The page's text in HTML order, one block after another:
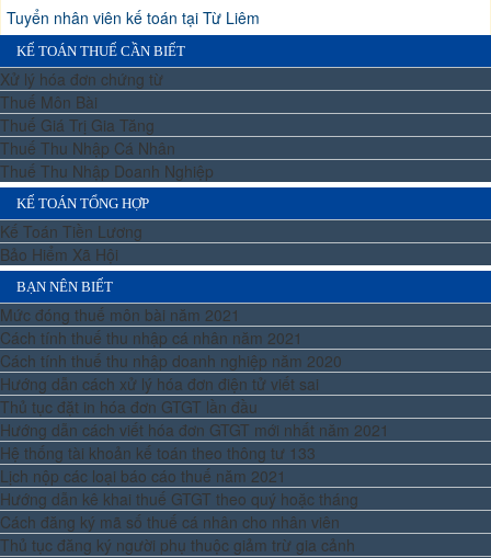
Tuyển nhân viên kế toán tại Từ Liêm
KẾ TOÁN THUẾ CẦN BIẾT
Xử lý hóa đơn chứng từ
Thuế Môn Bài
Thuế Giá Trị Gia Tăng
Thuế Thu Nhập Cá Nhân
Thuế Thu Nhập Doanh Nghiệp
KẾ TOÁN TỔNG HỢP
Kế Toán Tiền Lương
Bảo Hiểm Xã Hội
BẠN NÊN BIẾT
Mức đóng thuế môn bài năm 2021
Cách tính thuế thu nhập cá nhân năm 2021
Cách tính thuế thu nhập doanh nghiệp năm 2020
Hướng dẫn cách xử lý hóa đơn điện tử viết sai
Thủ tục đặt in hóa đơn GTGT lần đầu
Hướng dẫn cách viết hóa đơn GTGT mới nhất năm 2021
Hệ thống tài khoản kế toán theo thông tư 133
Lịch nộp các loại báo cáo thuế năm 2021
Hướng dẫn kê khai thuế GTGT theo quý hoặc tháng
Cách đăng ký mã số thuế cá nhân cho nhân viên
Thủ tục đăng ký người phụ thuộc giảm trừ gia cảnh